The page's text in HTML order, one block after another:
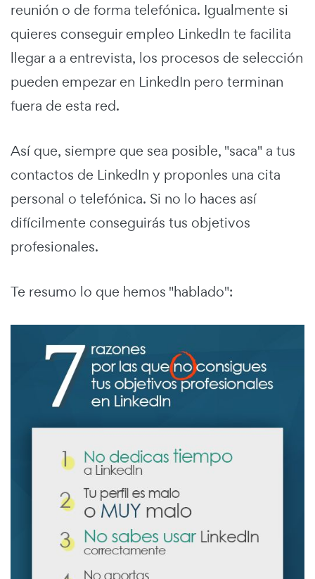
reunión o de forma telefónica. Igualmente si
quieres conseguir empleo LinkedIn te facilita
llegar a a entrevista, los procesos de selección
pueden empezar en LinkedIn pero terminan
fuera de esta red.
Así que, siempre que sea posible, "saca" a tus
contactos de LinkedIn y proponles una cita
personal o telefónica. Si no lo haces así
difícilmente conseguirás tus objetivos
profesionales.
Te resumo lo que hemos "hablado":